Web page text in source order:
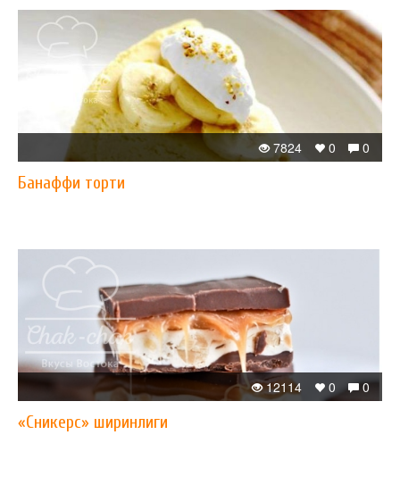
0
0
7824
Банаффи торти
0
0
12114
«Сникерс» ширинлиги